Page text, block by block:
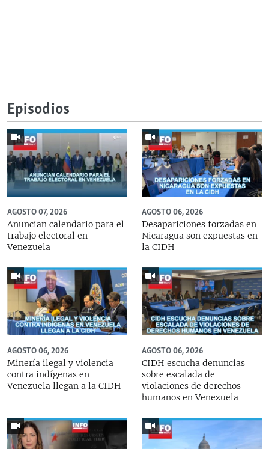
Episodios
AGOSTO 07, 2026
Anuncian calendario para el
trabajo electoral en
Venezuela
AGOSTO 06, 2026
Desapariciones forzadas en
Nicaragua son expuestas en
la CIDH
AGOSTO 06, 2026
Minería ilegal y violencia
contra indígenas en
Venezuela llegan a la CIDH
AGOSTO 06, 2026
CIDH escucha denuncias
sobre escalada de
violaciones de derechos
humanos en Venezuela